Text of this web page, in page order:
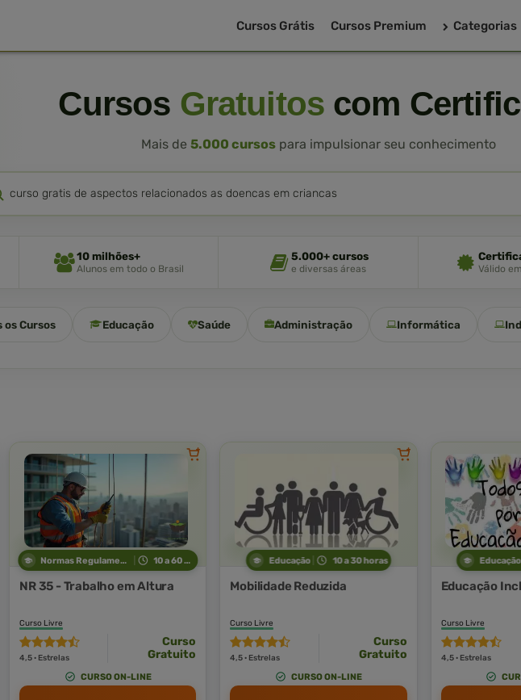
Cursos Grátis Cursos Premium Categorias
Cursos Gratuitos com
Mais de 5.000 cursos para impulsionar seu conhecimento
10 milhões+
Alunos em todo o Brasil
5.000+ cursos
e diversas áreas Válido
os Cursos Educação Saúde Administração Informática
Normas Regulamentadoras 10 a 60 horas
NR 35 - Trabalho em Altura
Curso Livre
4,5 · Estrelas
Curso
Gratuito
CURSO ON-LINE
Educação 10 a 30 horas
Mobilidade Reduzida
Curso Livre
4,5 · Estrelas
Curso
Gratuito
CURSO ON-LINE
Educação
Educação
Curso Livre
4,5 · Estrelas